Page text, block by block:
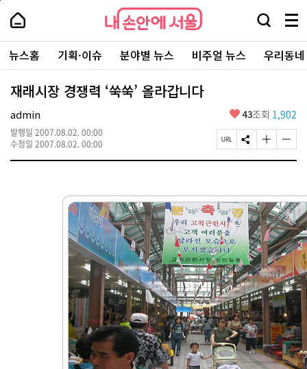
본
로
가
내
손
안
에
서
울
-
서
울
시
대
표
소
내
손
에
울
검
창
열
기
메
뉴
전
체
보
주
요
서
뉴스홈 기획·이슈 분야별 뉴스 비주얼 뉴스 우리동
재래시장 경쟁력 ‘쑥쑥’ 올라갑니다
admin
발행일 2007.08.02. 00:00
수정일 2007.08.02. 00:00
좋
요
43조회 1,902
페
이
L
복
사
S
N
하
기
글
자
게
변
경
하
기
글
자
게
변
경
하
기
페
상
단
로